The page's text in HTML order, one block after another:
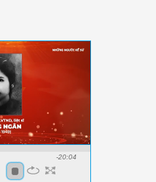
-20:04